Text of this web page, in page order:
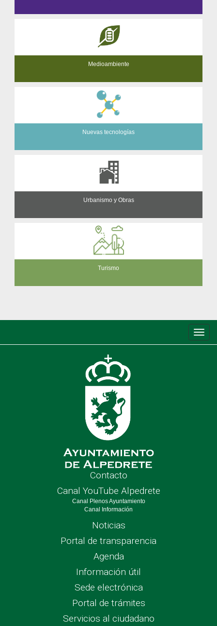
Medioambiente
Nuevas tecnologías
Urbanismo y Obras
Turismo
de
Contacto
Canal YouTube Alpedrete
Canal Plenos Ayuntamiento
Canal Información
Noticias
Portal de transparencia
Agenda
Información útil
Sede electrónica
Portal de trámites
Servicios al ciudadano